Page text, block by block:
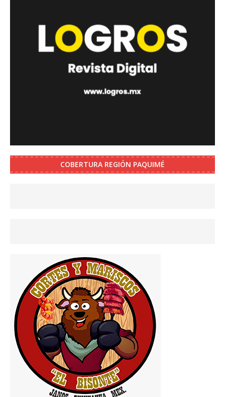
COBERTURA REGIÓN PAQUIMÉ